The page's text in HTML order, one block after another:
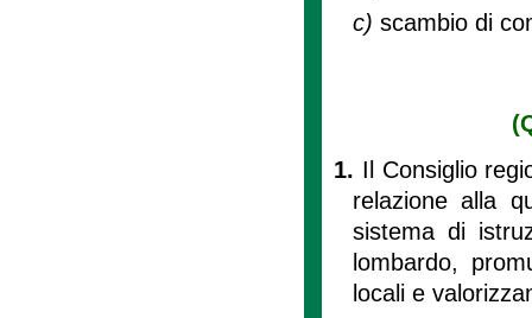
c) scambio di
1. Il Consiglio
relazione alla
sistema di
lombardo,
locali e